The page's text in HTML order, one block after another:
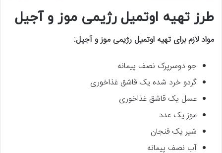
طرز تهیه اوتمیل رژیمی موز و آجیل
مواد لازم برای تهیه اوتمیل رژیمی موز و آجیل:
جو دوسرپرک نصف پیمانه
گردو خرد شده یک قاشق غذاخوری
عسل یک قاشق غذاخوری
موز یک عدد
شیر یک فنجان
آب نصف پیمانه